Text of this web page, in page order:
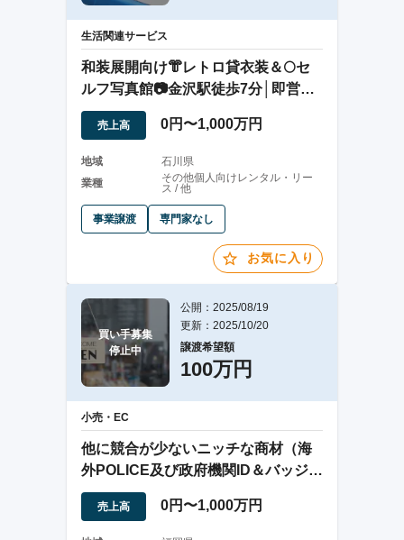
生活関連サービス
和装展開向け👘レトロ貸衣装＆🌕セ
ルフ写真館📷金沢駅徒歩7分│即営業
可能
売上高 0円〜1,000万円
地域
石川県
業種
その他個人向けレンタル・リー
ス / 他
事業譲渡 専門家なし
お気に入り
買い手募集
停止中
公開：2025/08/19
更新：2025/10/20
譲渡希望額
100万円
小売・EC
他に競合が少ないニッチな商材（海
外POLICE及び政府機関ID＆バッジレ
プリカ）
売上高 0円〜1,000万円